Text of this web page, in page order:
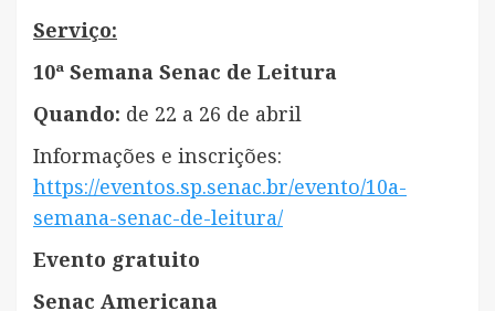
Serviço:
10ª Semana Senac de Leitura
Quando: de 22 a 26 de abril
Informações e inscrições:
https://eventos.sp.senac.br/evento/10a-
semana-senac-de-leitura/
Evento gratuito
Senac Americana